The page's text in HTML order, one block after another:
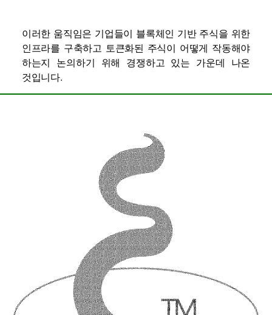
이러한 움직임은 기업들이 블록체인 기반 주식을 위한
인프라를 구축하고 토큰화된 주식이 어떻게 작동해야
하는지 논의하기 위해 경쟁하고 있는 가운데 나온
것입니다.